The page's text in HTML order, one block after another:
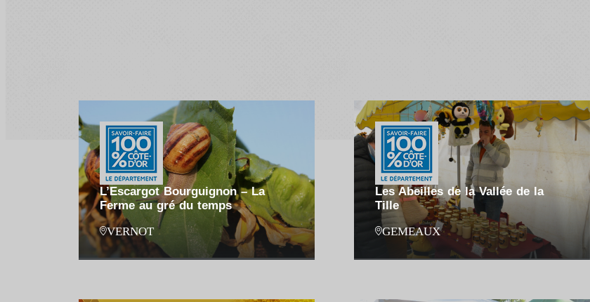
L’Escargot Bourguignon – La
Ferme au gré du temps
VERNOT
Les Abeilles de la Vallée de la
Tille
GEMEAUX